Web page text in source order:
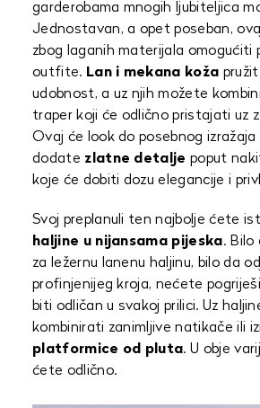
garderobama mnogih ljubiteljica
Jednostavan, a opet poseban,
zbog laganih materijala omogućiti
outfite. Lan i mekana koža
udobnost, a uz njih možete
traper koji će odlično pristajati uz
Ovaj će look do posebnog izražaja
dodate zlatne detalje poput
koje će dobiti dozu elegancije i
Svoj preplanuli ten najbolje ćete
haljine u nijansama pijeska. Bilo
za ležernu lanenu haljinu, bilo da
profinjenijeg kroja, nećete
biti odličan u svakoj prilici. Uz
kombinirati zanimljive natikače ili
platformice od pluta. U obje
ćete odlično.